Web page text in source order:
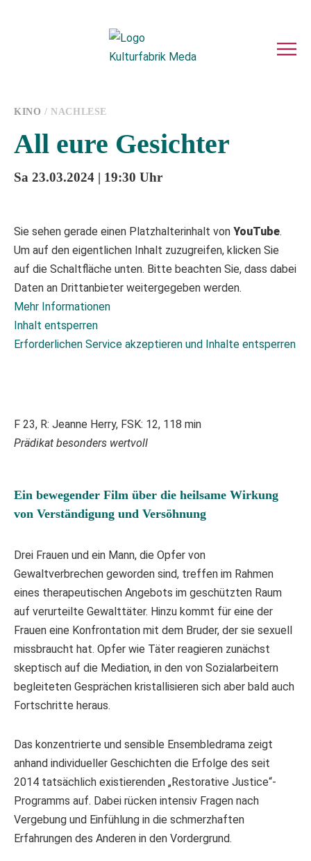
KINO / NACHLESE
All eure Gesichter
Sa 23.03.2024 | 19:30 Uhr
Sie sehen gerade einen Platzhalterinhalt von YouTube.
Um auf den eigentlichen Inhalt zuzugreifen, klicken Sie
auf die Schaltfläche unten. Bitte beachten Sie, dass dabei
Daten an Drittanbieter weitergegeben werden.
Mehr Informationen
Inhalt entsperren
Erforderlichen Service akzeptieren und Inhalte entsperren
F 23, R: Jeanne Herry, FSK: 12, 118 min
Prädikat besonders wertvoll
Ein bewegender Film über die heilsame Wirkung
von Verständigung und Versöhnung
Drei Frauen und ein Mann, die Opfer von
Gewaltverbrechen geworden sind, treffen im Rahmen
eines therapeutischen Angebots im geschützten Raum
auf verurteilte Gewalttäter. Hinzu kommt für eine der
Frauen eine Konfrontation mit dem Bruder, der sie sexuell
missbraucht hat. Opfer wie Täter reagieren zunächst
skeptisch auf die Mediation, in den von Sozialarbeitern
begleiteten Gesprächen kristallisieren sich aber bald auch
Fortschritte heraus.
Das konzentrierte und sensible Ensembledrama zeigt
anhand individueller Geschichten die Erfolge des seit
2014 tatsächlich existierenden „Restorative Justice“-
Programms auf. Dabei rücken intensiv Fragen nach
Vergebung und Einfühlung in die schmerzhaften
Erfahrungen des Anderen in den Vordergrund.